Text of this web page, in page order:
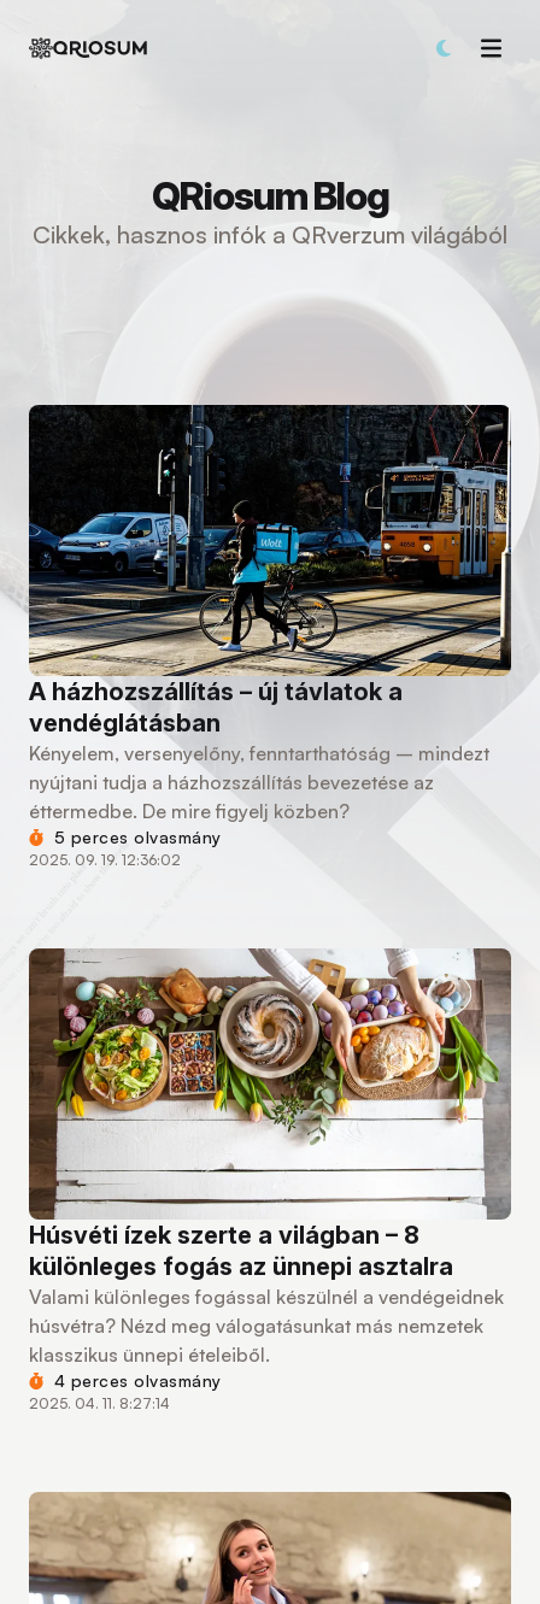
QRiosum Blog
Cikkek, hasznos infók a QRverzum világából
A házhozszállítás – új távlatok a
vendéglátásban
Kényelem, versenyelőny, fenntarthatóság – mindezt
nyújtani tudja a házhozszállítás bevezetése az
éttermedbe. De mire figyelj közben?
5 perces olvasmány
2025. 09. 19. 12:36:02
Húsvéti ízek szerte a világban – 8
különleges fogás az ünnepi asztalra
Valami különleges fogással készülnél a vendégeidnek
húsvétra? Nézd meg válogatásunkat más nemzetek
klasszikus ünnepi ételeiből.
4 perces olvasmány
2025. 04. 11. 8:27:14